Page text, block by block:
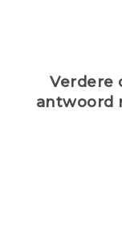
Verdere
antwoord